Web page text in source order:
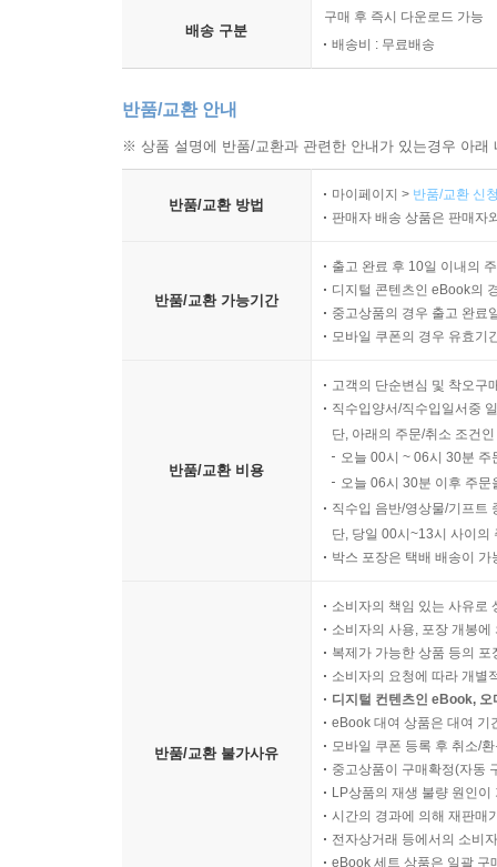
배송 구분
구매 후 즉시 다운로드 가능
배송비 : 무료배송
반품/교환 안내
※ 상품 설명에 반품/교환과 관련한 안내가 있는경우 아
반품/교환 방법
마이페이지 > 반품/교환 신
판매자 배송 상품은 판매자
반품/교환 가능기간
출고 완료 후 10일 이내의
디지털 콘텐츠인 eBook의
중고상품의 경우 출고 완료
모바일 쿠폰의 경우 유효기
반품/교환 비용
고객의 단순변심 및 착오구
직수입양서/직수입일서중
단, 아래의 주문/취소 조건
오늘 00시 ~ 06시 30분
오늘 06시 30분 이후 주
직수입 음반/영상물/기프트
단, 당일 00시~13시 사이의
박스 포장은 택배 배송이
반품/교환 불가사유
소비자의 책임 있는 사유로
소비자의 사용, 포장 개봉
복제가 가능한 상품 등의
소비자의 요청에 따라 개별
디지털 컨텐츠인 eBook,
eBook 대여 상품은 대여 기
모바일 쿠폰 등록 후 취소/
중고상품이 구매확정(자동
LP상품의 재생 불량 원인
시간의 경과에 의해 재판매
전자상거래 등에서의 소비
eBook 세트 상품은 일괄 구